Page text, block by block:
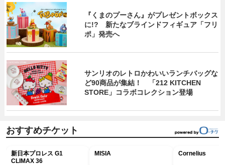
『くまのプーさん』がプレゼントボックス
に!? 新たなブラインドフィギュア「フリ
ポ」発売へ
サンリオのレトロかわいいランチバッグな
ど90商品が集結！ 「212 KITCHEN
STORE」コラボコレクション登場
おすすめチケット
新日本プロレス G1
CLIMAX 36
MISIA Cornelius